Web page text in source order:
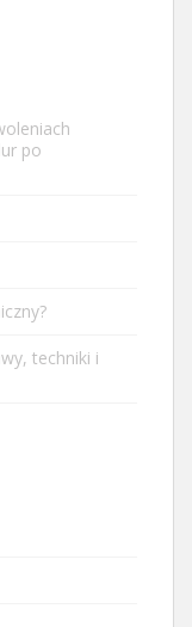
po
techniki i